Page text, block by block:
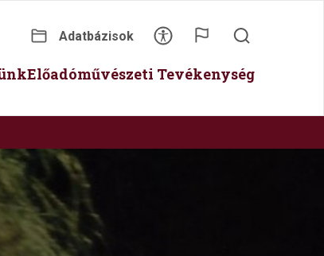
menu
Adatbázisok
Előadóművészeti Tevékenység